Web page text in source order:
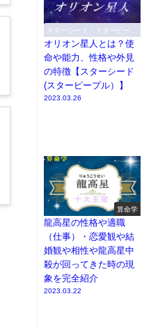
スターシード・スターピープ
ル
オリオン星人とは？使
命や能力、性格や外見
の特徴【スターシード
(スターピープル）】
2023.03.26
算命学
龍高星の性格や適職
（仕事）・恋愛観や結
婚観や相性や龍高星中
殺が回ってきた時の現
象を完全紹介
2023.03.22